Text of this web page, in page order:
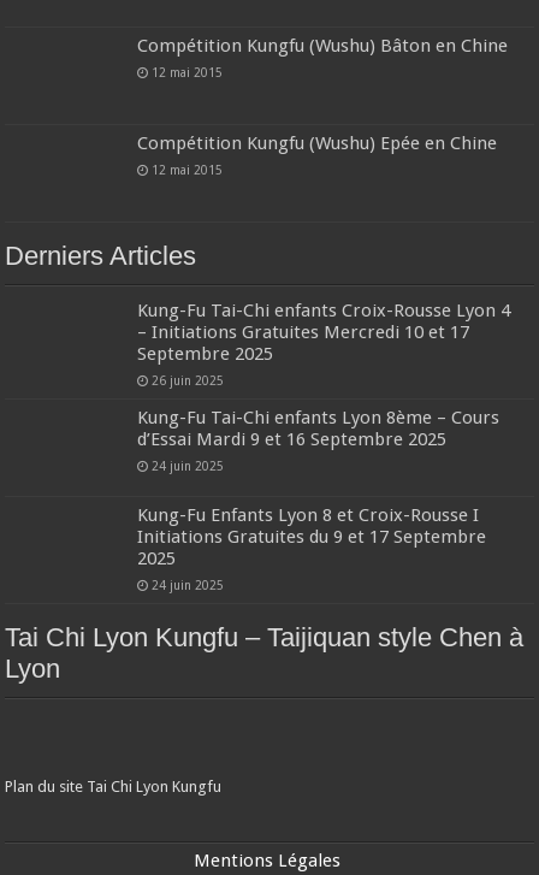
Compétition Kungfu (Wushu) Bâton en Chine
12 mai 2015
Compétition Kungfu (Wushu) Epée en Chine
12 mai 2015
Derniers Articles
Kung-Fu Tai-Chi enfants Croix-Rousse Lyon 4
– Initiations Gratuites Mercredi 10 et 17
Septembre 2025
26 juin 2025
Kung-Fu Tai-Chi enfants Lyon 8ème – Cours
d’Essai Mardi 9 et 16 Septembre 2025
24 juin 2025
Kung-Fu Enfants Lyon 8 et Croix-Rousse I
Initiations Gratuites du 9 et 17 Septembre
2025
24 juin 2025
Tai Chi Lyon Kungfu – Taijiquan style Chen à
Lyon
Plan du site Tai Chi Lyon Kungfu
Mentions Légales